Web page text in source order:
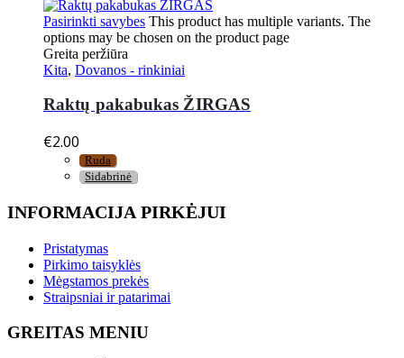
Pasirinkti savybes This product has multiple variants. The
options may be chosen on the product page
Greita peržiūra
Kita, Dovanos - rinkiniai
Raktų pakabukas ŽIRGAS
€2.00
Ruda
Sidabrinė
INFORMACIJA PIRKĖJUI
Pristatymas
Pirkimo taisyklės
Mėgstamos prekės
Straipsniai ir patarimai
GREITAS MENIU